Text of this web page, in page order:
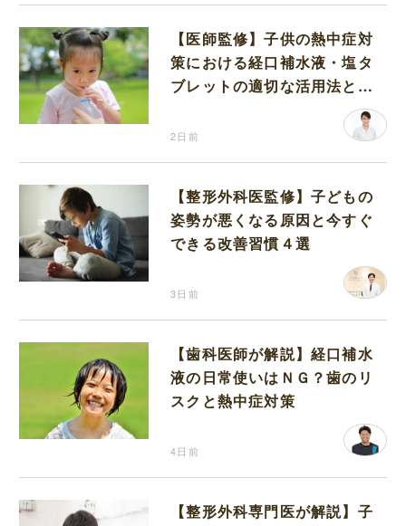
【医師監修】子供の熱中症対
策における経口補水液・塩タ
ブレットの適切な活用法と水
2日前
【整形外科医監修】子どもの
姿勢が悪くなる原因と今すぐ
できる改善習慣４選
3日前
【歯科医師が解説】経口補水
液の日常使いはＮＧ？歯のリ
スクと熱中症対策
4日前
【整形外科専門医が解説】子